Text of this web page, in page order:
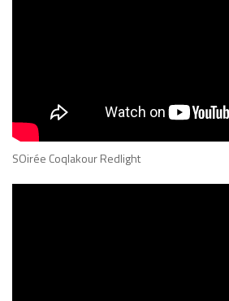
SOirée Coqlakour Redlight